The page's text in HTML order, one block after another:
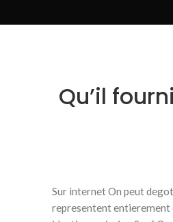
Qu’il
Sur internet On peut
representent entierement